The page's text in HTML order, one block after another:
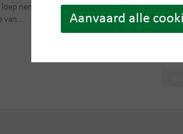
nemen: de dienst
van...
site in Quévy
steeds op zoek...
Aanvaard alle